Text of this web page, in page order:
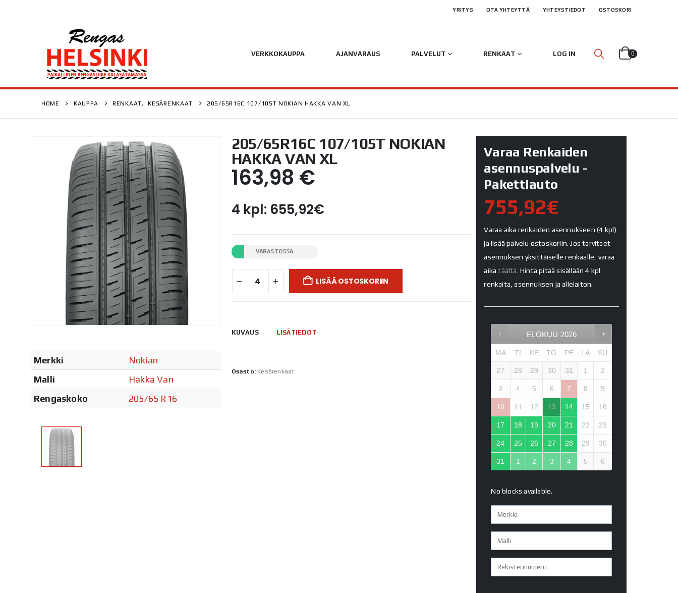
YRITYS OTA YHTEYTTÄ YHTEYSTIEDOT OSTOSKORI
VERKKOKAUPPA AJANVARAUS PALVELUT RENKAAT LOG IN 0
HOME KAUPPA RENKAAT, KESÄRENKAAT 205/65R16C 107/105T NOKIAN HAKKA VAN XL
Merkki
Nokian
Malli
Hakka Van
Rengaskoko
205/65 R16
205/65R16C 107/105T NOKIAN
HAKKA VAN XL
163,98 €
4 kpl: 655,92€
VARASTOSSA
LISÄÄ OSTOSKORIIN
KUVAUS LISÄTIEDOT
Osasto: Kesärenkaat
Varaa Renkaiden
asennuspalvelu -
Pakettiauto
755,92€
Varaa aika renkaiden asennukseen (4 kpl)
ja lisää palvelu ostoskoriin. Jos tarvitset
asennuksen yksittäiselle renkaalle, varaa
aikatäältä. Hinta pitää sisällään 4 kpl
renkaita, asennuksen ja allelaiton.
ELOKUU 2026
MA TI KE TO PE LA SU
27 28 29 30 31 1 2
3 4 5 6 7 8 9
10 11 12 13 14 15 16
17 18 19 20 21 22 23
24 25 26 27 28 29 30
31 1 2 3 4 5 6
No blocks available.